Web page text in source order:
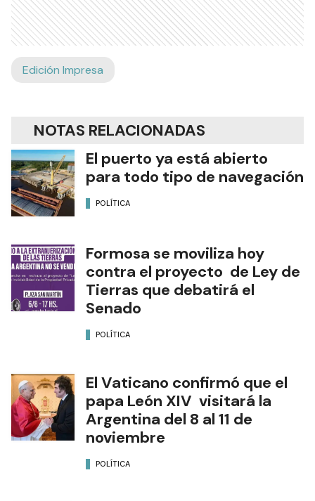
Edición Impresa
NOTAS RELACIONADAS
El puerto ya está abierto
para todo tipo de navegación
POLÍTICA
Formosa se moviliza hoy
contra el proyecto de Ley de
Tierras que debatirá el
Senado
POLÍTICA
El Vaticano confirmó que el
papa León XIV visitará la
Argentina del 8 al 11 de
noviembre
POLÍTICA